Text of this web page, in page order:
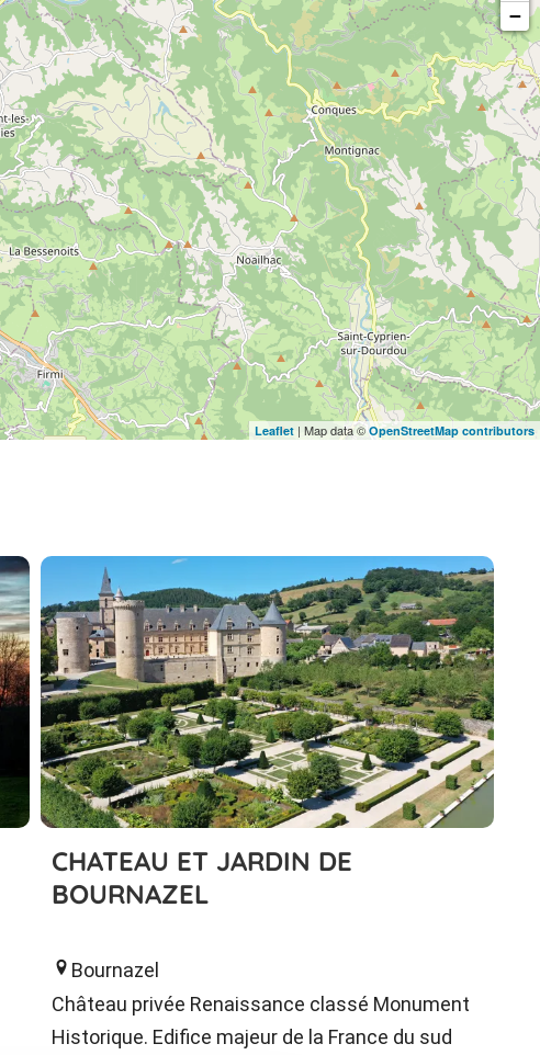
−
Leaflet | Map data ©OpenStreetMap contributors
CHATEAU ET JARDIN DE
BOURNAZEL
Bournazel
Château privée Renaissance classé Monument
Historique. Edifice majeur de la France du sud